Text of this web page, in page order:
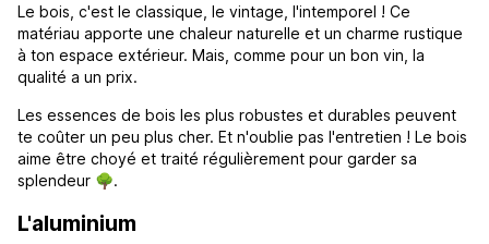
Le bois, c'est le classique, le vintage, l'intemporel ! Ce
matériau apporte une chaleur naturelle et un charme rustique
à ton espace extérieur. Mais, comme pour un bon vin, la
qualité a un prix.
Les essences de bois les plus robustes et durables peuvent
te coûter un peu plus cher. Et n'oublie pas l'entretien ! Le bois
aime être choyé et traité régulièrement pour garder sa
splendeur 🌳.
L'aluminium